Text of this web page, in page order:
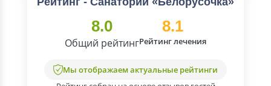
8.0
Общий рейтинг
8.1
Рейтинг лечения
Мы отображаем актуальные рейтинги